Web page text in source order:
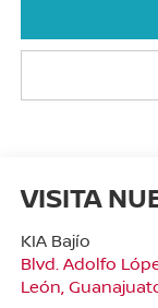
VISITA
KIA Bajío
Blvd. Adolfo
León,